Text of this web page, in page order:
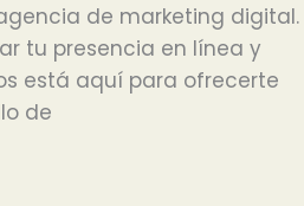
de marketing digital.
tu presencia en línea y
está aquí para ofrecerte
de